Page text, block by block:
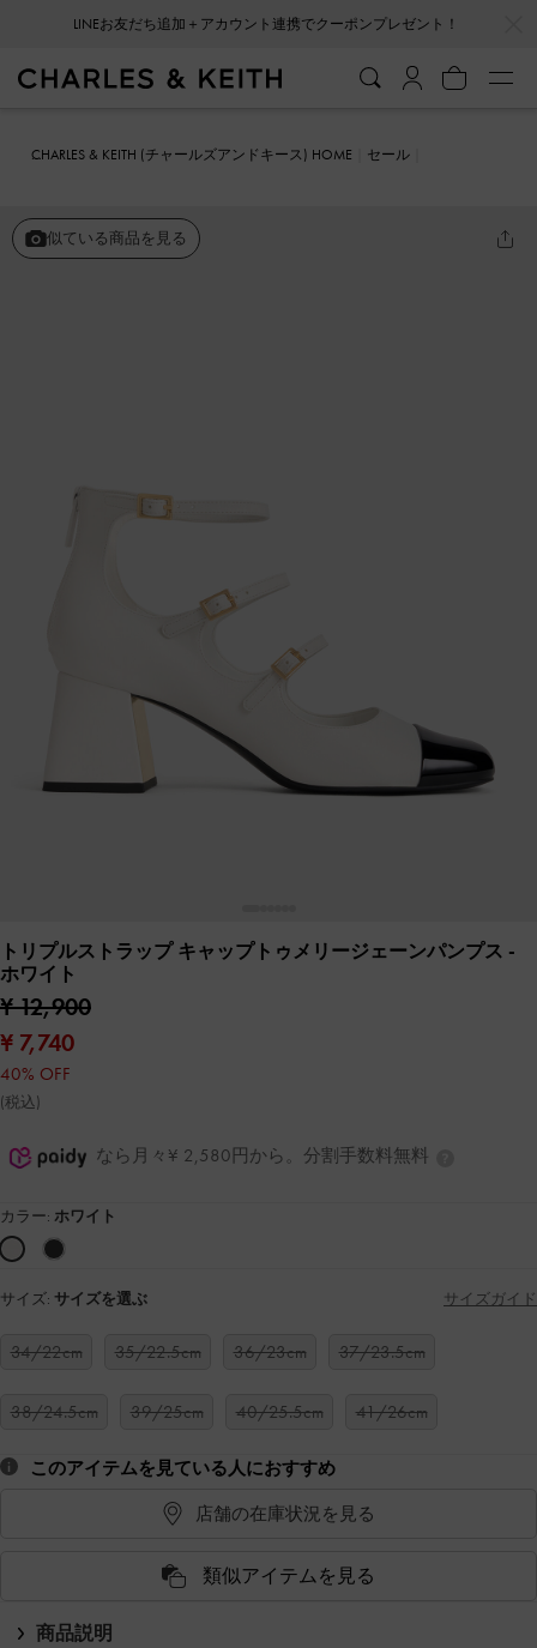
LINEお友だち追加＋アカウント連携でクーポンプレゼント！
CHARLES & KEITH (チャールズアンドキース) HOME
セール
似ている商品を見る
トリプルストラップ キャップトゥメリージェーンパンプス -
ホワイト
¥ 12,900
¥ 7,740
40% OFF
(税込)
なら月々¥ 2,580円から。分割手数料無料
カラー: ホワイト
サイズ: サイズを選ぶ サイズガイド
34/22cm 35/22.5cm 36/23cm 37/23.5cm
38/24.5cm 39/25cm 40/25.5cm 41/26cm
このアイテムを見ている人におすすめ
店舗の在庫状況を見る
類似アイテムを見る
商品説明